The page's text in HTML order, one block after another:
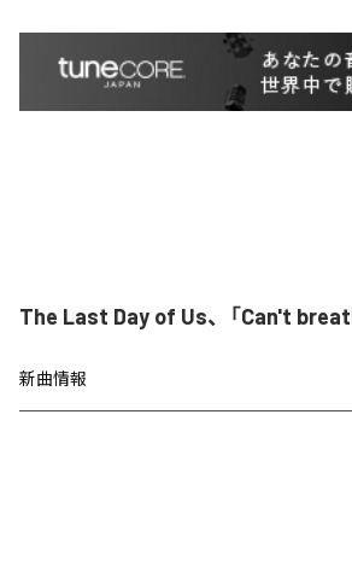
The Last Day of Us、「Can't
新曲情報